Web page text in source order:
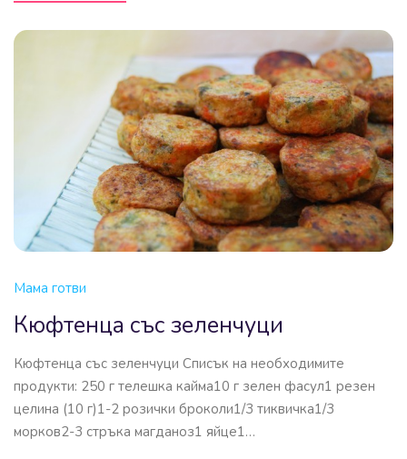
Мама готви
Кюфтенца със зеленчуци
Кюфтенца със зеленчуци Списък на необходимите
продукти: 250 г телешка кайма10 г зелен фасул1 резен
целина (10 г)1-2 розички броколи1/3 тиквичка1/3
морков2-3 стръка магданоз1 яйце1…